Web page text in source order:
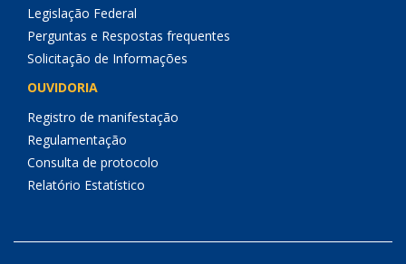
Legislação Federal
Perguntas e Respostas frequentes
Solicitação de Informações
OUVIDORIA
Registro de manifestação
Regulamentação
Consulta de protocolo
Relatório Estatístico